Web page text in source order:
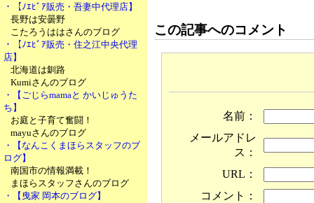
・【ﾉｴﾋﾞｱ販売・吾妻中代理店】
長野は安曇野
こたろうははさんのブログ
・【ﾉｴﾋﾞｱ販売・住之江中央代理
店】
北海道は釧路
Kumiさんのブログ
・【ごじらmamaと かいじゅうた
ち】
お庭と子育て奮闘！
mayuさんのブログ
・【なんこくまほらスタッフのブ
ログ】
南国市の情報満載！
まほらスタッフさんのブログ
・【曳家 岡本のブログ】
この記事へのコメント
名前：
メールアドレ
ス：
URL：
コメント：